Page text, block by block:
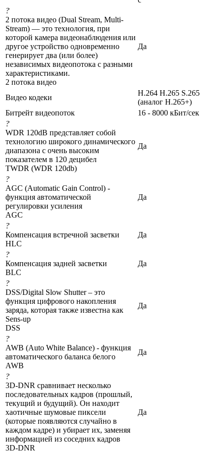
?
2 потока видео (Dual Stream, Multi-
Stream) — это технология, при
которой камера видеонаблюдения или
другое устройство одновременно
генерирует два (или более)
независимых видеопотока с разными
характеристиками.
2 потока видео
Да
Видео кодеки
H.264 H.265 S.265
(аналог H.265+)
Битрейт видеопоток
16 - 8000 кБит/сек
?
WDR 120dB представляет собой
технологию широкого динамического
диапазона с очень высоким
показателем в 120 децибел
TWDR (WDR 120db)
Да
?
AGC (Automatic Gain Control) -
функция автоматической
регулировки усиления
AGC
Да
?
Компенсация встречной засветки
HLC
Да
?
Компенсация задней засветки
BLC
Да
?
DSS/Digital Slow Shutter – это
функция цифрового накопления
заряда, которая также известна как
Sens-up
DSS
Да
?
AWB (Auto White Balance) - функция
автоматического баланса белого
AWB
Да
?
3D-DNR сравнивает несколько
последовательных кадров (прошлый,
текущий и будущий). Он находит
хаотичные шумовые пиксели
(которые появляются случайно в
каждом кадре) и убирает их, заменяя
информацией из соседних кадров
3D-DNR
Да